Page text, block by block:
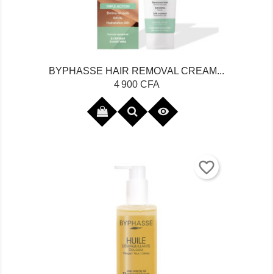
BYPHASSE HAIR REMOVAL CREAM...
Prix
4 900 CFA

favorite_border